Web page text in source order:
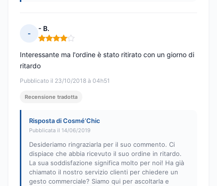
-
- B.
Nota: 4 su 5
Pubblicato il 23/10/2018 à 04h51
Interessante ma l'ordine è stato ritirato con un giorno di
ritardo
Recensione tradotta
Risposta di Cosmé’Chic
Pubblicata il 14/06/2019
Desideriamo ringraziarla per il suo commento. Ci
dispiace che abbia ricevuto il suo ordine in ritardo.
La sua soddisfazione significa molto per noi! Ha già
chiamato il nostro servizio clienti per chiedere un
gesto commerciale? Siamo qui per ascoltarla e